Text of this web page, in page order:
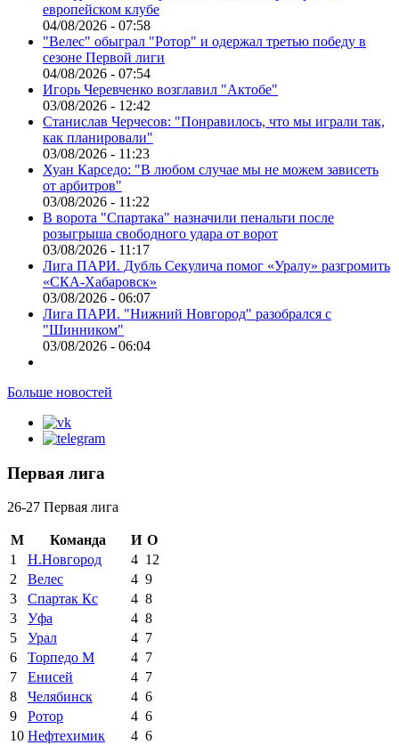
европейском клубе
04/08/2026 - 07:58
"Велес" обыграл "Ротор" и одержал третью победу в
сезоне Первой лиги
04/08/2026 - 07:54
Игорь Черевченко возглавил "Актобе"
03/08/2026 - 12:42
Станислав Черчесов: "Понравилось, что мы играли так,
как планировали"
03/08/2026 - 11:23
Хуан Карседо: "В любом случае мы не можем зависеть
от арбитров"
03/08/2026 - 11:22
В ворота "Спартака" назначили пенальти после
розыгрыша свободного удара от ворот
03/08/2026 - 11:17
Лига ПАРИ. Дубль Секулича помог «Уралу» разгромить
«СКА-Хабаровск»
03/08/2026 - 06:07
Лига ПАРИ. "Нижний Новгород" разобрался с
"Шинником"
03/08/2026 - 06:04
Больше новостей
Первая лига
26-27 Первая лига
М Команда И О
1
Н.Новгород 4 12
2
Велес 4 9
3
Спартак Кс 4 8
3
Уфа 4 8
5
Урал 4 7
6
Торпедо М 4 7
7
Енисей 4 7
8
Челябинск 4 6
9
Ротор 4 6
10 Нефтехимик 4 6